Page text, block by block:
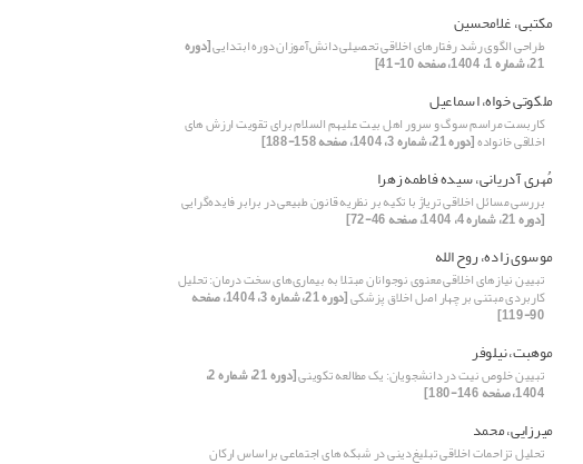
مکتبی، غلامحسین
طراحی الگوی رشد رفتارهای اخلاقی تحصیلی دانش‌آموزان دوره ابتدایی[دوره
21، شماره 1، 1404، صفحه 10-41]
ملکوتی خواه، اسماعیل
کاربست مراسم سوگ و سرور اهل بیت علیهم السلام برای تقویت ارزش های
اخلاقی خانواده[دوره 21، شماره 3، 1404، صفحه 158-188]
مُهری آدریانی، سیده فاطمه زهرا
بررسی مسائل اخلاقی تریاژ با تکیه بر نظریه قانون طبیعی در برابر فایده‌گرایی
[دوره 21، شماره 4، 1404، صفحه 46-72]
موسوی زاده، روح الله
تبیین نیازهای اخلاقی معنوی نوجوانان مبتلا به بیماری‌های سخت درمان: تحلیل
کاربردی مبتنی بر چهار اصل اخلاق پزشکی [دوره 21، شماره 3، 1404، صفحه
90-119]
موهبت، نیلوفر
تبیین خلوص نیت در دانشجویان: یک مطالعه تکوینی [دوره 21، شماره 2،
1404، صفحه 146-180]
میرزایی، محمد
تحلیل تزاحمات اخلاقی تبلیغ‌دینی در شبکه های اجتماعی براساس ارکان